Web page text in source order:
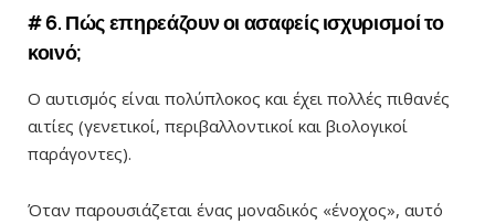
# 6. Πώς επηρεάζουν οι ασαφείς ισχυρισμοί το
κοινό;
Ο αυτισμός είναι πολύπλοκος και έχει πολλές πιθανές
αιτίες (γενετικοί, περιβαλλοντικοί και βιολογικοί
παράγοντες).
Όταν παρουσιάζεται ένας μοναδικός «ένοχος», αυτό